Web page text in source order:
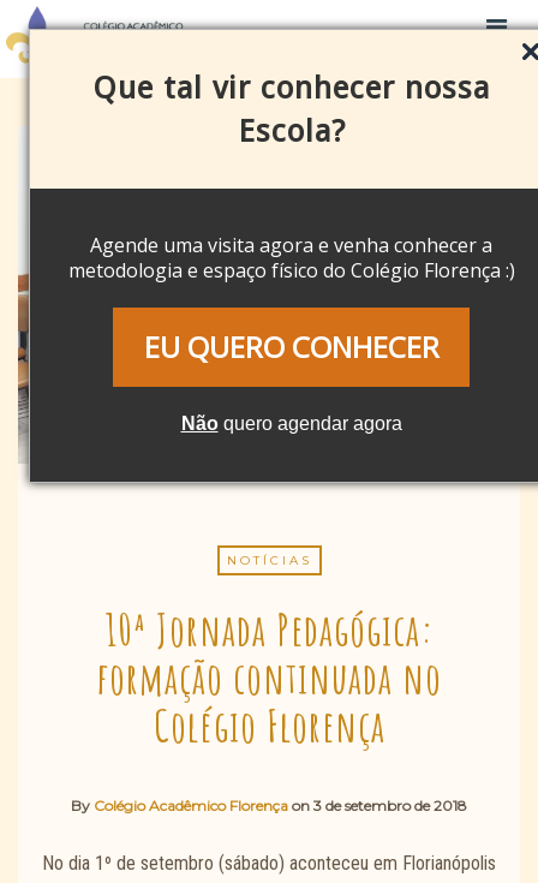
Que tal vir conhecer nossa
Escola?
Agende uma visita agora e venha conhecer a
metodologia e espaço físico do Colégio Florença :)
EU QUERO CONHECER
Nãoquero agendar agora
NOTÍCIAS
10ª Jornada Pedagógica:
formação continuada no
Colégio Florença
By Colégio Acadêmico Florença on 3 de setembro de 2018
No dia 1º de setembro (sábado) aconteceu em Florianópolis